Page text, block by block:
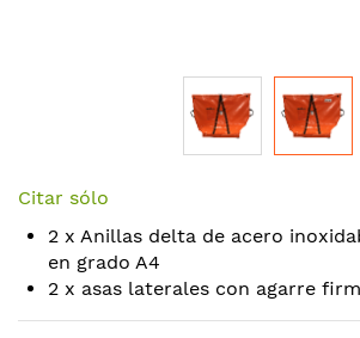
to
beginning
the
images
Citar sólo
2 x Anillas delta de acero
en grado A4
2 x asas laterales con agarre